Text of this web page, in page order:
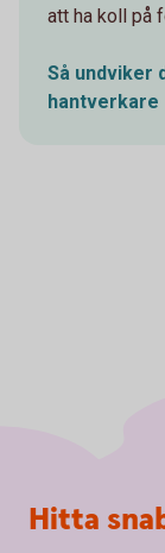
att ha koll på
Så undviker
hantverkare
Sidfot
Hitta